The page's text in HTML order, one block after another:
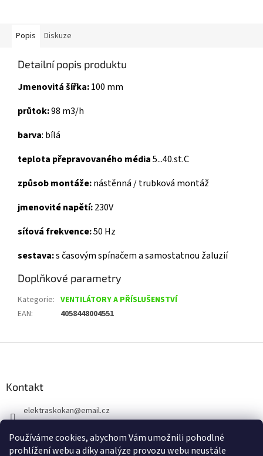
Používáme cookies, abychom Vám umožnili pohodlné
prohlížení webu a díky analýze provozu webu neustále
Popis Diskuze
Detailní popis produktu
Jmenovitá šířka:100 mm
průtok:98 m3/h
barva: bílá
teplota přepravovaného média5...40.st.C
způsob montáže:nástěnná / trubková montáž
jmenovité napětí:230V
síťová frekvence:50 Hz
sestava:s časovým spínačem a samostatnou žaluzií
Doplňkové parametry
Kategorie: VENTILÁTORY A PŘÍSLUŠENSTVÍ
EAN: 4058448004551
Kontakt
elektraskokan@email.cz
+420 737 802 398